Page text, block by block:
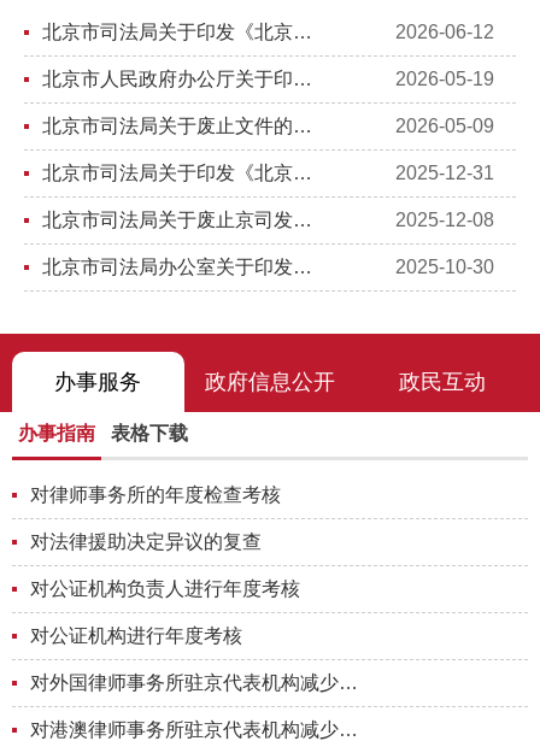
北京市司法局关于印发《北京市司法局优化法治化一流营商环境 助力首都高质量发展若干措施》的通知 2026-06-12
北京市人民政府办公厅关于印发《市政府2026年立法工作计划》的通知 2026-05-19
北京市司法局关于废止文件的通知 2026-05-09
北京市司法局关于印发《北京市司法鉴定业务档案管理办法》的通知 2025-12-31
北京市司法局关于废止京司发〔2007〕24号等4个文件的通知 2025-12-08
北京市司法局办公室关于印发《北京市公共法律服务“规范提升 均衡发展”三年行动清单（2025—2027年）》的通... 2025-10-30
办事服务 政府信息公开 政民互动
办事指南 表格下载
对律师事务所的年度检查考核
对法律援助决定异议的复查
对公证机构负责人进行年度考核
对公证机构进行年度考核
对外国律师事务所驻京代表机构减少代表备案
对港澳律师事务所驻京代表机构减少代表备案